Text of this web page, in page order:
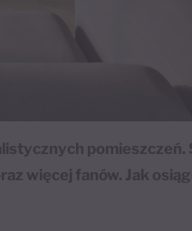
pomieszczeń.
więcej fanów. Jak